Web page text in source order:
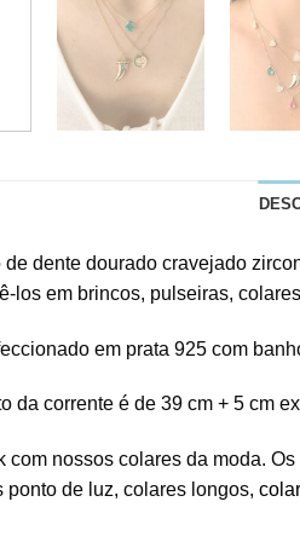
de dente dourado cravejado
los em brincos, pulseiras,
em prata 925 com
da corrente é de 39 cm + 5 cm
com nossos colares da moda.
ponto de luz, colares longos,